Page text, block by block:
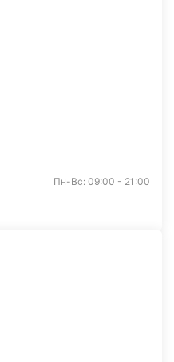
Пн-Вс: 09:00 - 21:00